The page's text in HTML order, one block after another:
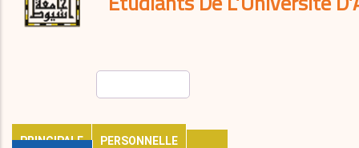
PRINCIPALE
PERSONNELLE